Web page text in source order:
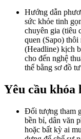
Hướng dẫn
sức khỏe tinh
chuyên gia (tiêu
quen (Sapo) thôi
(Headline) kịch
cho đến nghệ
thể bằng sơ đồ
Yêu cầu khóa
Đối tượng tham
bền bỉ, dân văn
hoặc bất kỳ ai